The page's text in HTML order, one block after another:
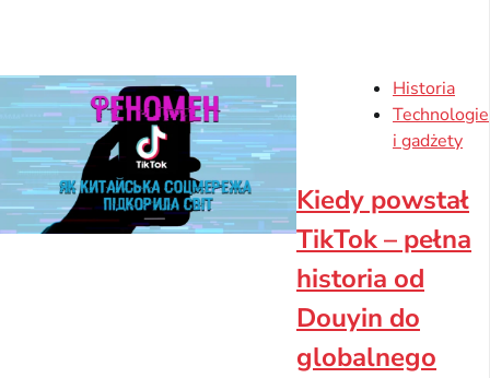
Historia
Technologie
i gadżety
Kiedy powstał
TikTok – pełna
historia od
Douyin do
globalnego